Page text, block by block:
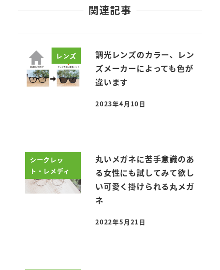
関連記事
レンズ
調光レンズのカラー、レン
ズメーカーによっても色が
違います
投稿日
2023年4月10日
シークレッ
ト・レメディ
丸いメガネに苦手意識のあ
る女性にも試してみて欲し
い可愛く掛けられる丸メガ
ネ
投稿日
2022年5月21日